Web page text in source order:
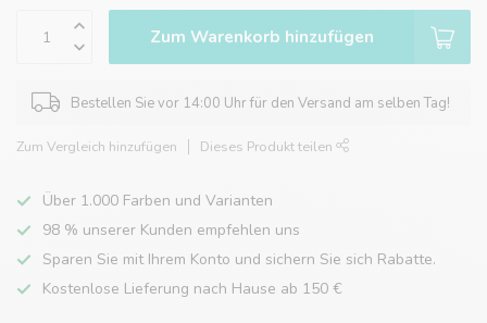
Zum Warenkorb hinzufügen
Bestellen Sie vor 14:00 Uhr für den Versand am selben Tag!
Zum Vergleich hinzufügen Dieses Produkt teilen
Über 1.000 Farben und Varianten
98 % unserer Kunden empfehlen uns
Sparen Sie mit Ihrem Konto und sichern Sie sich Rabatte.
Kostenlose Lieferung nach Hause ab 150 €